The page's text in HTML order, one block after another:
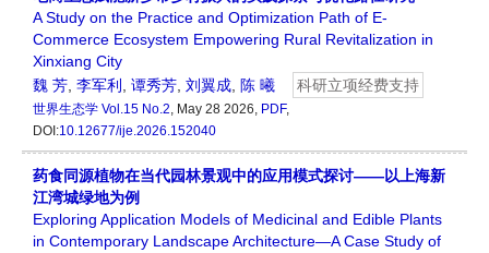
A Study on the Practice and Optimization Path of E-
Commerce Ecosystem Empowering Rural Revitalization in
Xinxiang City
魏 芳 李军利 谭秀芳 刘翼成 陈 曦 科研立项经费支持
世界生态学 Vol.15 No.2, May 28 2026, PDF,
DOI:10.12677/ije.2026.152040
药食同源植物在当代园林景观中的应用模式探讨——以上海新
江湾城绿地为例
Exploring Application Models of Medicinal and Edible Plants
in Contemporary Landscape Architecture—A Case Study of